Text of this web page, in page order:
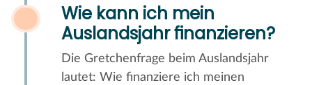
Wie kann ich mein
Auslandsjahr finanzieren?
Die Gretchenfrage beim Auslandsjahr
lautet: Wie finanziere ich meinen